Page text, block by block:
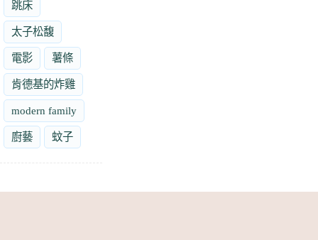
跳床
太子松馥
電影 薯條
肯德基的炸雞
modern family
廚藝 蚊子